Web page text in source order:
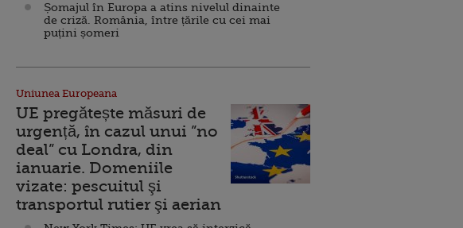
Șomajul în Europa a atins nivelul dinainte
de criză. România, între țările cu cei mai
puțini șomeri
Uniunea Europeana
UE pregătește măsuri de
urgență, în cazul unui ”no
deal” cu Londra, din
ianuarie. Domeniile
vizate: pescuitul şi
transportul rutier şi aerian